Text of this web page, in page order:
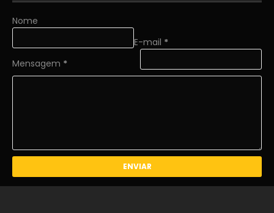
Nome
E-mail *
Mensagem *